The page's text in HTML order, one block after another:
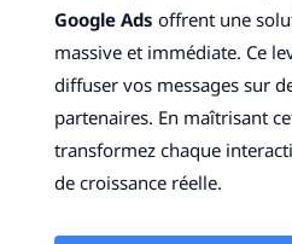
Google Ads offrent une
massive et immédiate. Ce
diffuser vos messages sur
partenaires. En maîtrisant
transformez chaque
de croissance réelle.